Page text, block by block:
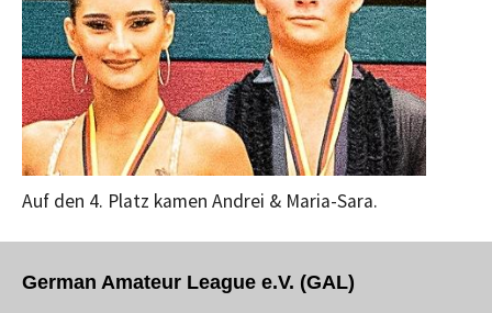
Auf den 4. Platz kamen Andrei & Maria-Sara.
German Amateur League e.V. (GAL)